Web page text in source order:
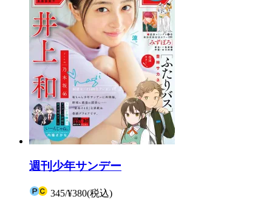
週刊少年サンデー
345/¥380(税込)